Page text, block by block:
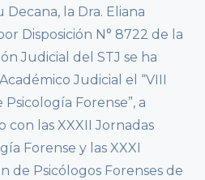
la Dra. Eliana
Disposición N° 8722 de la
Judicial del STJ se ha
Judicial el “VIII
Forense”, a
las XXXII Jornadas
Forense y las XXXI
de Psicólogos Forenses de